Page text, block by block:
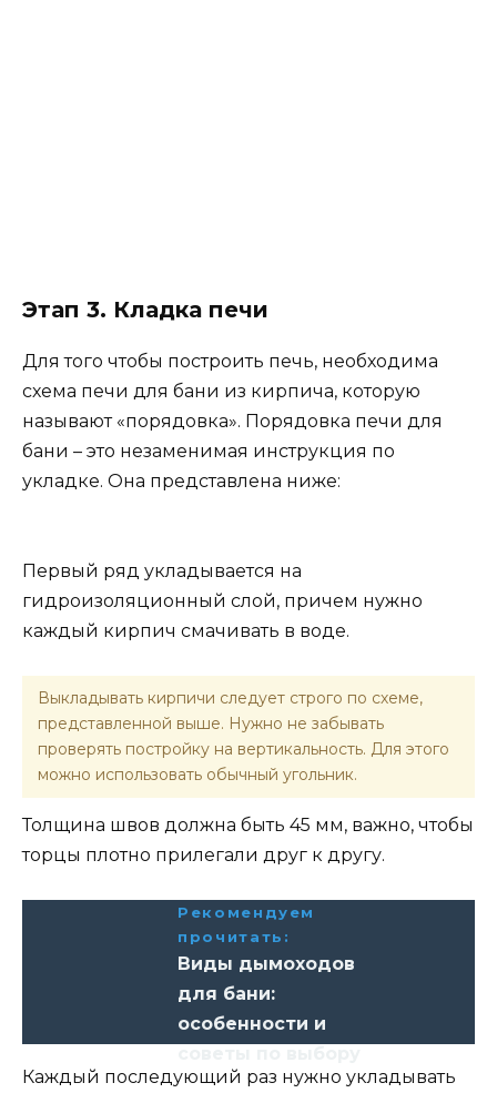
Этап 3. Кладка печи
Для того чтобы построить печь, необходима
схема печи для бани из кирпича, которую
называют «порядовка». Порядовка печи для
бани – это незаменимая инструкция по
укладке. Она представлена ниже:
Первый ряд укладывается на
гидроизоляционный слой, причем нужно
каждый кирпич смачивать в воде.
Выкладывать кирпичи следует строго по схеме,
представленной выше. Нужно не забывать
проверять постройку на вертикальность. Для этого
можно использовать обычный угольник.
Толщина швов должна быть 45 мм, важно, чтобы
торцы плотно прилегали друг к другу.
Рекомендуем
прочитать:
Виды дымоходов
для бани:
особенности и
Каждый последующий раз нужно укладывать